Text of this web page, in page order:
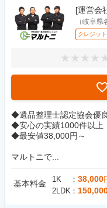
[運営会
（岐阜
クレジッ
◆遺品整理士認定協会優
◆安心の実績1000件以上
◆最安値38,000円～
マルトニで...
基本料金 1K 38,000
2LDK